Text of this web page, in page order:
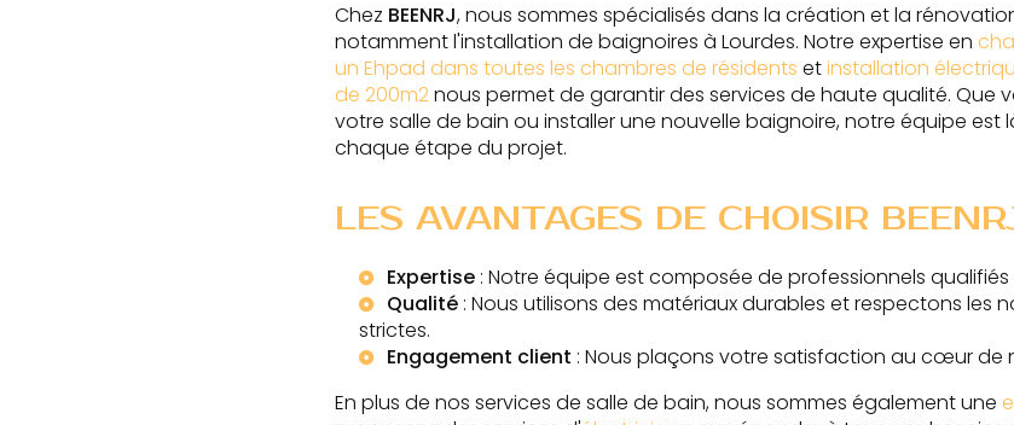
Chez BEENRJ, nous sommes spécialisés dans la création et la
notamment l'installation de baignoires à Lourdes. Notre expertise en
un Ehpad dans toutes les chambres de résidents etinstallation
de 200m2nous permet de garantir des services de haute qualité. Que
votre salle de bain ou installer une nouvelle baignoire, notre équipe
chaque étape du projet.
LES AVANTAGES DE CHOISIR
Expertise : Notre équipe est composée de professionnels qualifiés
Qualité : Nous utilisons des matériaux durables et respectons les
strictes.
Engagement client : Nous plaçons votre satisfaction au cœur de
En plus de nos services de salle de bain, nous sommes également une